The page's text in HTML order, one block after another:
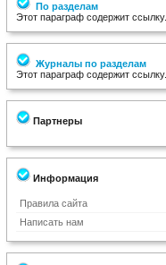
По разделам
Этот параграф содержит ссылку.
Журналы по разделам
Этот параграф содержит ссылку.
Партнеры
Информация
Правила сайта
Написать нам